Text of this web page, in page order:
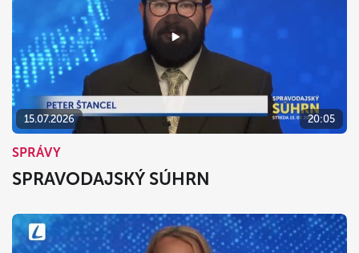
15.07.2026 20:05
SPRÁVY
SPRAVODAJSKÝ SÚHRN